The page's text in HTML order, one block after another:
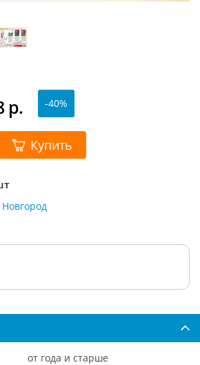
р. -40%
Купить
от года и старше